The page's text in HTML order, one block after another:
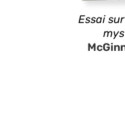
Essai